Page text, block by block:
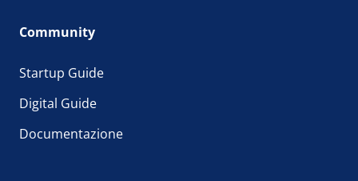
Community
Startup Guide
Digital Guide
Documentazione